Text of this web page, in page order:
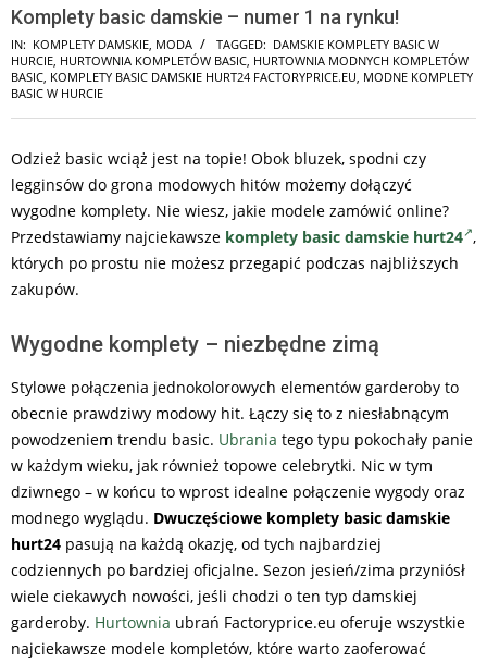
Komplety basic damskie – numer 1 na rynku!
IN: KOMPLETY DAMSKIE MODA TAGGED: DAMSKIE KOMPLETY BASIC W
HURCIE HURTOWNIA KOMPLETÓW BASIC HURTOWNIA MODNYCH KOMPLETÓW
BASIC KOMPLETY BASIC DAMSKIE HURT24 FACTORYPRICE.EU MODNE KOMPLETY
BASIC W HURCIE
Odzież basic wciąż jest na topie! Obok bluzek, spodni czy
legginsów do grona modowych hitów możemy dołączyć
wygodne komplety. Nie wiesz, jakie modele zamówić online?
Przedstawiamy najciekawsze komplety basic damskie hurt24 ,
których po prostu nie możesz przegapić podczas najbliższych
zakupów.
Wygodne komplety – niezbędne zimą
Stylowe połączenia jednokolorowych elementów garderoby to
obecnie prawdziwy modowy hit. Łączy się to z niesłabnącym
powodzeniem trendu basic. Ubrania tego typu pokochały panie
w każdym wieku, jak również topowe celebrytki. Nic w tym
dziwnego – w końcu to wprost idealne połączenie wygody oraz
modnego wyglądu. Dwuczęściowe komplety basic damskie
hurt24 pasują na każdą okazję, od tych najbardziej
codziennych po bardziej oficjalne. Sezon jesień/zima przyniósł
wiele ciekawych nowości, jeśli chodzi o ten typ damskiej
garderoby. Hurtownia ubrań Factoryprice.eu oferuje wszystkie
najciekawsze modele kompletów, które warto zaoferować